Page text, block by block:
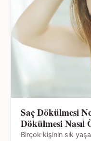
Saç Dökülmesi
Dökülmesi Nasıl
Birçok kişinin sık